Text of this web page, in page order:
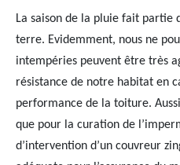
La saison de la pluie fait partie
terre. Evidemment, nous ne
intempéries peuvent être très
résistance de notre habitat en
performance de la toiture.
que pour la curation de
d’intervention d’un couvreur